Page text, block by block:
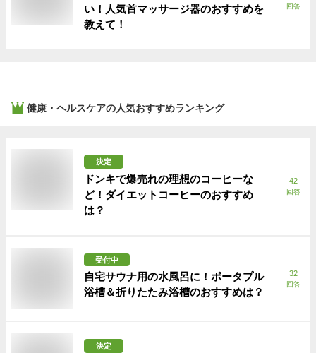
い！人気首マッサージ器のおすすめを
教えて！
回答
健康・ヘルスケアの人気おすすめランキング
決定
ドンキで爆売れの理想のコーヒーな
ど！ダイエットコーヒーのおすすめ
は？
42
回答
受付中
自宅サウナ用の水風呂に！ポータプル
浴槽＆折りたたみ浴槽のおすすめは？
32
回答
決定